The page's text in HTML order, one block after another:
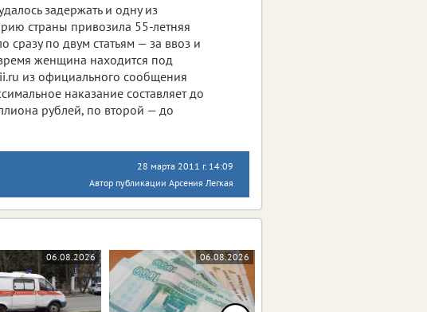
задержать и одну из
страны привозила 55-летняя
сразу по двум статьям — за ввоз и
женщина находится под
из официального сообщения
наказание составляет до
рублей, по второй — до
28 марта 2011 г. 14:09
Автор публикации Арсения Легкая
06.08.2026 06.08.2026